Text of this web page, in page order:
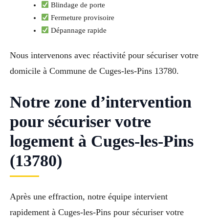
Blindage de porte
Fermeture provisoire
Dépannage rapide
Nous intervenons avec réactivité pour sécuriser votre
domicile à Commune de Cuges-les-Pins 13780.
Notre zone d’intervention
pour sécuriser votre
logement à Cuges-les-Pins
(13780)
Après une effraction, notre équipe intervient
rapidement à Cuges-les-Pins pour sécuriser votre